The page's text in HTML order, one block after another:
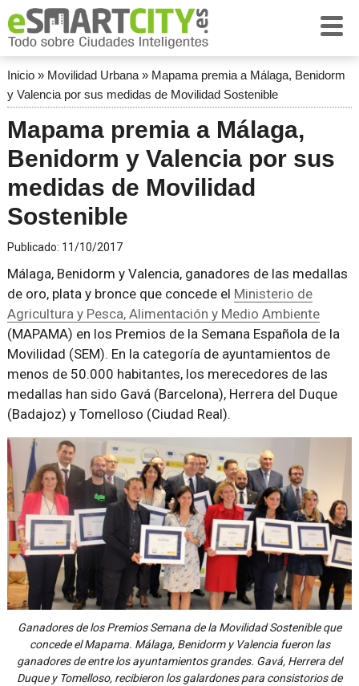
Inicio» Movilidad Urbana» Mapama premia a Málaga, Benidorm
y Valencia por sus medidas de Movilidad Sostenible
Mapama premia a Málaga,
Benidorm y Valencia por sus
medidas de Movilidad
Sostenible
Publicado: 11/10/2017
Málaga, Benidorm y Valencia, ganadores de las medallas
de oro, plata y bronce que concede el Ministerio de
Agricultura y Pesca, Alimentación y Medio Ambiente
(MAPAMA) en los Premios de la Semana Española de la
Movilidad (SEM). En la categoría de ayuntamientos de
menos de 50.000 habitantes, los merecedores de las
medallas han sido Gavá (Barcelona), Herrera del Duque
(Badajoz) y Tomelloso (Ciudad Real).
Ganadores de los Premios Semana de la Movilidad Sostenible que
concede el Mapama. Málaga, Benidorm y Valencia fueron las
ganadores de entre los ayuntamientos grandes. Gavá, Herrera del
Duque y Tomelloso, recibieron los galardones para consistorios de